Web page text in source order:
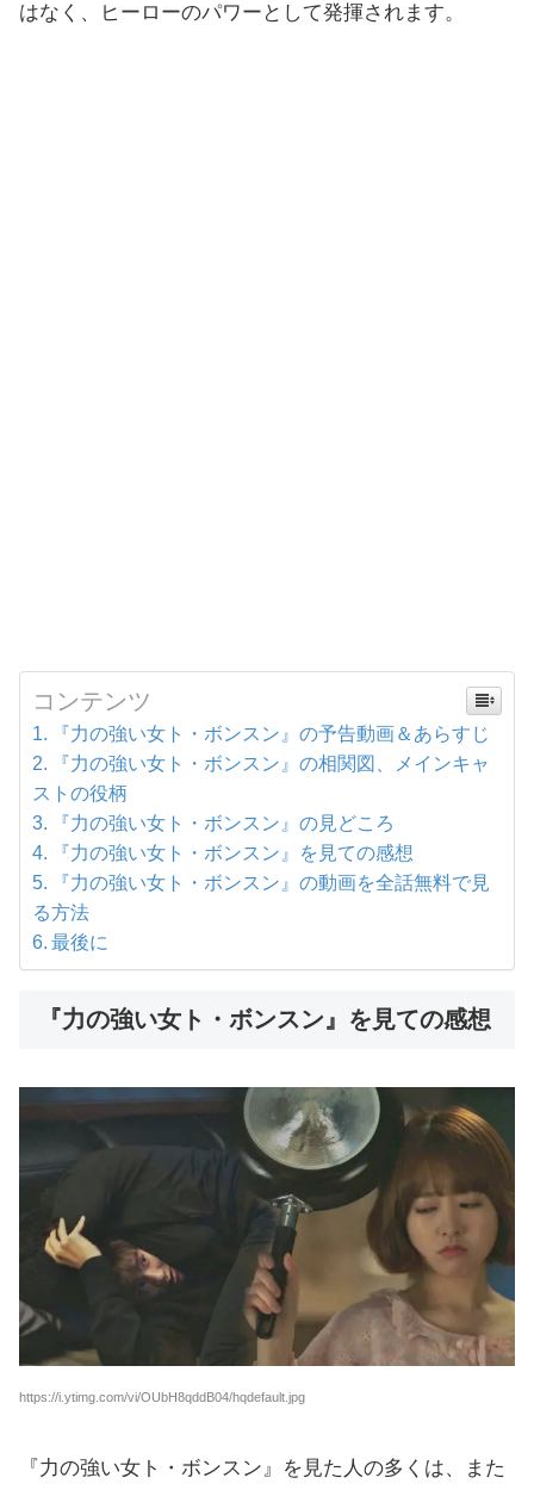
はなく、ヒーローのパワーとして発揮されます。
コンテンツ
『力の強い女ト・ボンスン』の予告動画＆あらすじ
『力の強い女ト・ボンスン』の相関図、メインキャ
ストの役柄
『力の強い女ト・ボンスン』の見どころ
『力の強い女ト・ボンスン』を見ての感想
『力の強い女ト・ボンスン』の動画を全話無料で見
る方法
最後に
『力の強い女ト・ボンスン』を見ての感想
https://i.ytimg.com/vi/OUbH8qddB04/hqdefault.jpg
『力の強い女ト・ボンスン』を見た人の多くは、また